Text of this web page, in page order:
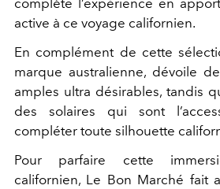
complète l’expérience en
active à ce voyage californien.
En complément de cette
marque australienne, dévoile
amples ultra désirables, tandis
des solaires qui sont
compléter toute silhouette
Pour parfaire cette
californien, Le Bon Marché fait